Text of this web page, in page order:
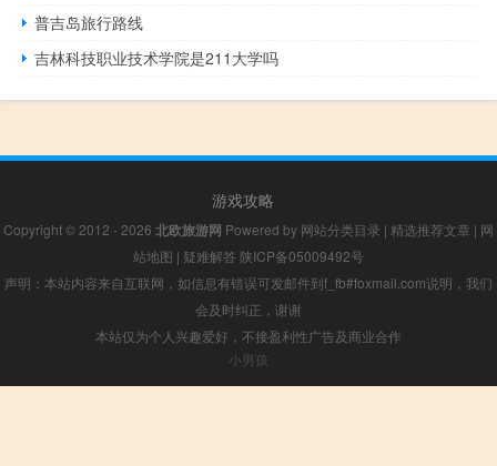
普吉岛旅行路线
吉林科技职业技术学院是211大学吗
游戏攻略
Copyright © 2012 - 2026 北欧旅游网 Powered by 网站分类目录 | 精选推荐文章 | 网
站地图 | 疑难解答 陕ICP备05009492号
声明：本站内容来自互联网，如信息有错误可发邮件到f_fb#foxmail.com说明，我们
会及时纠正，谢谢
本站仅为个人兴趣爱好，不接盈利性广告及商业合作
小男孩